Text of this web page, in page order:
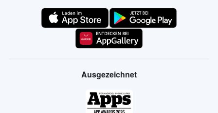
Ausgezeichnet